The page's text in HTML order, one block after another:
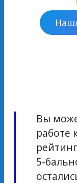
Вы
работе
5-